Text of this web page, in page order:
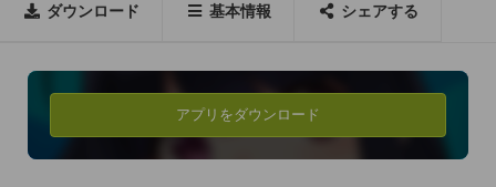
ダンジョンでは君の行く手を阻むトラップが出現！？
上下左右のフリック操作で、ジャンプしたりしゃがんだり……
迫りくるトラップをタイミングよく華麗に回避しよう！
ダウンロード 基本情報 シェアする
アプリをダウンロード